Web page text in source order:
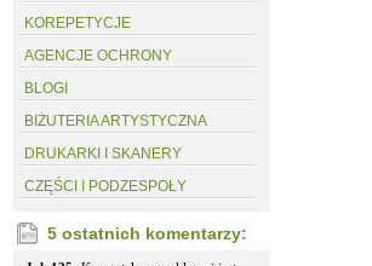
KOREPETYCJE
AGENCJE OCHRONY
BLOGI
BIŻUTERIA ARTYSTYCZNA
DRUKARKI I SKANERY
CZĘŚCI I PODZESPOŁY
5 ostatnich komentarzy: